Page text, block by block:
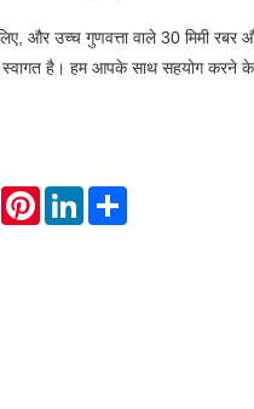
और उच्च गुणवत्ता वाले 30 मिमी रबर
है। हम आपके साथ सहयोग करने के
PinterestLinkedInShare